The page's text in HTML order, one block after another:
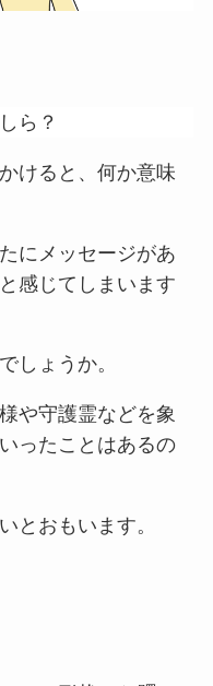
ら？
けると、何か意味
にメッセージがあ
感じてしまいます
しょうか。
や守護霊などを象
ったことはあるの
とおもいます。